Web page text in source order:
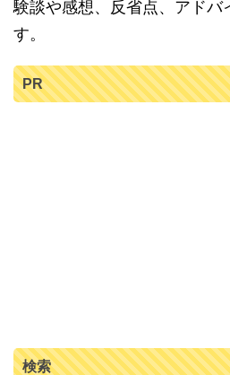
験談や感想、反省点、アドバ
す。
PR
検索